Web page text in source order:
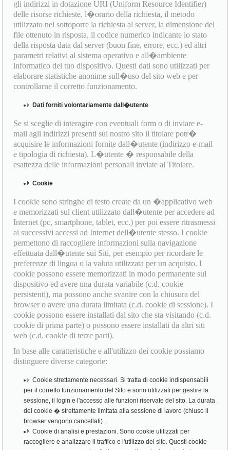
gli indirizzi in dotazione URI (Uniform Resource Identifier)
delle risorse richieste, l�orario della richiesta, il metodo
utilizzato nel sottoporre la richiesta al server, la dimensione del
file ottenuto in risposta, il codice numerico indicante lo stato
della risposta data dal server (buon fine, errore, ecc.) ed altri
parametri relativi al sistema operativo e all�ambiente
informatico del tuo dispositivo. Questi dati sono utilizzati per
elaborare statistiche anonime sull�uso del sito web e per
controllarne il corretto funzionamento.
Dati forniti volontariamente dall�utente
Se si sceglie di interagire con eventuali form o di inviare e-
mail agli indirizzi presenti sul nostro sito il titolare potr�
acquisire le informazioni fornite dall�utente (indirizzo e-mail
e tipologia di richiesta). L�utente � responsabile della
esattezza delle informazioni personali inviate al Titolare.
Cookie
I cookie sono stringhe di testo create da un �applicativo web
e memorizzati sul client utilizzato dall�utente per accedere ad
Internet (pc, smartphone, tablet, ecc.) per poi essere ritrasmessi
ai successivi accessi ad Internet dell�utente stesso. I cookie
permettono di raccogliere informazioni sulla navigazione
effettuata dall�utente sui Siti, per esempio per ricordare le
preferenze di lingua o la valuta utilizzata per un acquisto. I
cookie possono essere memorizzati in modo permanente sul
dispositivo ed avere una durata variabile (c.d. cookie
persistenti), ma possono anche svanire con la chiusura del
browser o avere una durata limitata (c.d. cookie di sessione). I
cookie possono essere installati dal sito che sta visitando (c.d.
cookie di prima parte) o possono essere installati da altri siti
web (c.d. cookie di terze parti).
In base alle caratteristiche e all'utilizzo dei cookie possiamo
distinguere diverse categorie:
Cookie strettamente necessari. Si tratta di cookie indispensabili
per il corretto funzionamento del Sito e sono utilizzati per gestire la
sessione, il login e l'accesso alle funzioni riservate del sito. La durata
dei cookie � strettamente limitata alla sessione di lavoro (chiuso il
browser vengono cancellati).
Cookie di analisi e prestazioni. Sono cookie utilizzati per
raccogliere e analizzare il traffico e l'utilizzo del sito. Questi cookie